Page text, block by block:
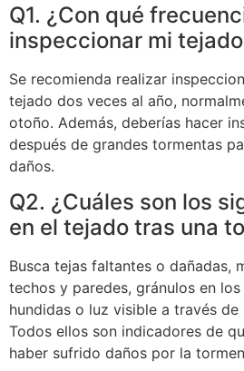
Q1. ¿Con qué
inspeccionar mi
Se recomienda realizar
tejado dos veces al año,
otoño. Además, deberías hacer
después de grandes tormentas
daños.
Q2. ¿Cuáles son los
en el tejado tras una
Busca tejas faltantes o dañadas,
techos y paredes, gránulos en
hundidas o luz visible a través
Todos ellos son indicadores de
haber sufrido daños por la